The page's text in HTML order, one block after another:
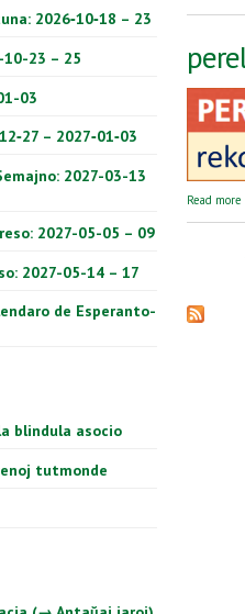
2026‑10‑18 – 23
10-23 – 25
03
– 2027‑01‑03
2027-03-13
2027-05-05 – 09
2027-05-14 – 17
de Esperanto-
blindula asocio
tutmonde
Read more